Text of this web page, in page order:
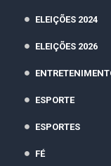
ELEIÇÕES 2024
ELEIÇÕES 2026
ESPORTE
ESPORTES
FÉ